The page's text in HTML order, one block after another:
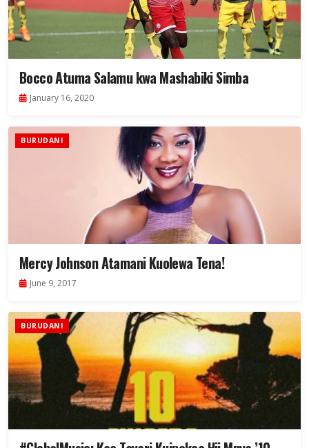
Bocco Atuma Salamu kwa Mashabiki Simba
January 16, 2020
BURUDANI
Mercy Johnson Atamani Kuolewa Tena!
June 9, 2017
BURUDANI